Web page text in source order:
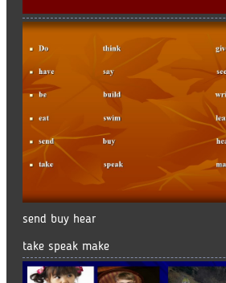
send buy hear
take speak make